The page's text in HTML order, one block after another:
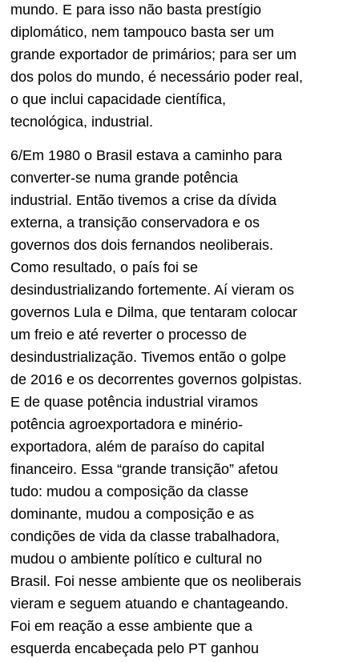
mundo. E para isso não basta prestígio
diplomático, nem tampouco basta ser um
grande exportador de primários; para ser um
dos polos do mundo, é necessário poder real,
o que inclui capacidade científica,
tecnológica, industrial.
6/Em 1980 o Brasil estava a caminho para
converter-se numa grande potência
industrial. Então tivemos a crise da dívida
externa, a transição conservadora e os
governos dos dois fernandos neoliberais.
Como resultado, o país foi se
desindustrializando fortemente. Aí vieram os
governos Lula e Dilma, que tentaram colocar
um freio e até reverter o processo de
desindustrialização. Tivemos então o golpe
de 2016 e os decorrentes governos golpistas.
E de quase potência industrial viramos
potência agroexportadora e minério-
exportadora, além de paraíso do capital
financeiro. Essa “grande transição” afetou
tudo: mudou a composição da classe
dominante, mudou a composição e as
condições de vida da classe trabalhadora,
mudou o ambiente político e cultural no
Brasil. Foi nesse ambiente que os neoliberais
vieram e seguem atuando e chantageando.
Foi em reação a esse ambiente que a
esquerda encabeçada pelo PT ganhou